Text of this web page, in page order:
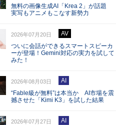
無料の画像生成AI「Krea 2」が話題
実写もアニメもこなす新勢力
2026年07月20日
AV
ついに会話ができるスマートスピーカ
ーが登場！Gemini対応の実力を試して
みた！
2026年08月03日
AI
“Fable級が無料”は本当か AI市場を震
撼させた「Kimi K3」を試した結果
2026年07月27日
AI